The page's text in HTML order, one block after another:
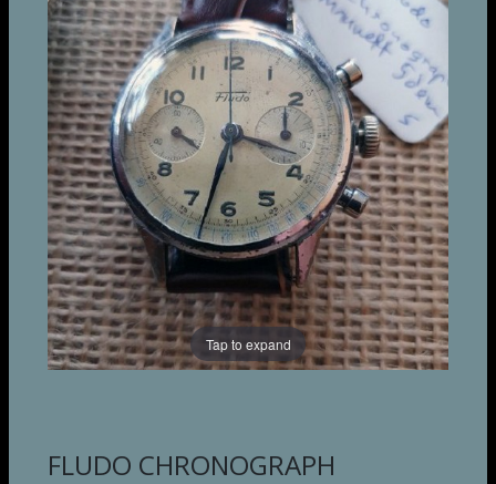
Tap to expand
FLUDO CHRONOGRAPH